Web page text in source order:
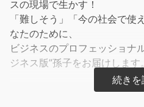
スの現場で生かす！
「難しそう」「今の社会で
なたのために、
ビジネスのプロフェッショナ
ジネス版”孫子をお届けします。